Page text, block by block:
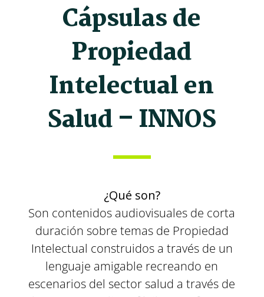
Cápsulas de
Propiedad
Intelectual en
Salud – INNOS
¿Qué son?
Son contenidos audiovisuales de corta
duración sobre temas de Propiedad
Intelectual construidos a través de un
lenguaje amigable recreando en
escenarios del sector salud a través de